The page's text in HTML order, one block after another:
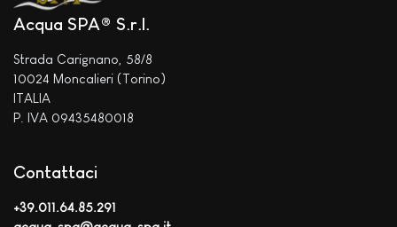
Acqua SPA® S.r.l.
Strada Carignano, 58/8
10024 Moncalieri (Torino)
ITALIA
P. IVA 09435480018
Contattaci
+39.011.64.85.291